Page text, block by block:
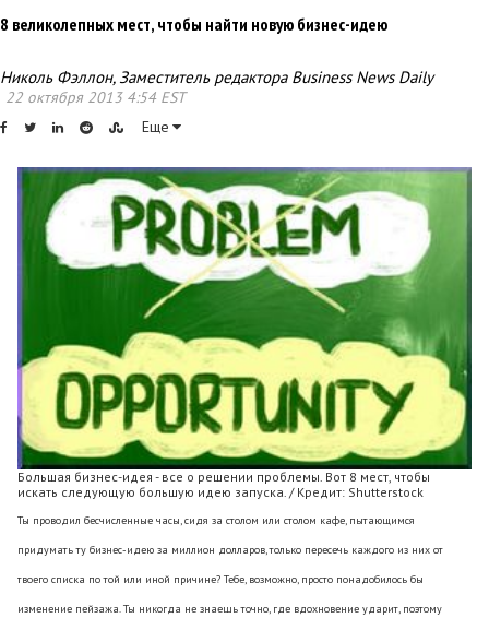
8 великолепных мест, чтобы найти новую бизнес-идею
Николь Фэллон, Заместитель редактора Business News Daily
22 октября 2013 4:54 EST
Еще
Большая бизнес-идея - все о решении проблемы. Вот 8 мест, чтобы
искать следующую большую идею запуска. / Кредит: Shutterstock
Ты проводил бесчисленные часы, сидя за столом или столом кафе, пытающимся
придумать ту бизнес-идею за миллион долларов, только пересечь каждого из них от
твоего списка по той или иной причине? Тебе, возможно, просто понадобилось бы
изменение пейзажа. Ты никогда не знаешь точно, где вдохновение ударит, поэтому